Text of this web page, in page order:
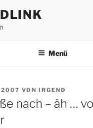
Menü
2007 VON IRGEND
nach – äh …